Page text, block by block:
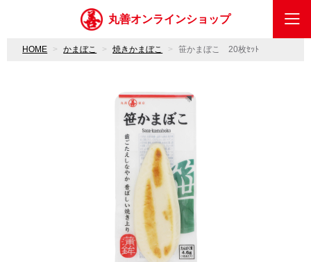
丸善オンラインショップ
HOME かまぼこ 焼きかまぼこ 笹かまぼこ 20枚ｾｯﾄ